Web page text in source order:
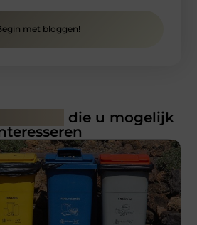
met bloggen!
die u mogelijk